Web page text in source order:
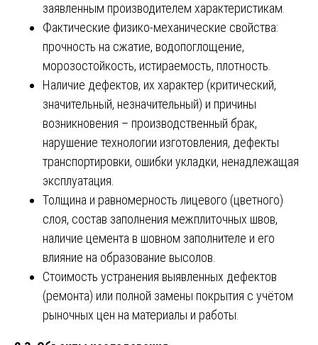
заявленным производителем характеристикам.
Фактические физико-механические свойства:
прочность на сжатие, водопоглощение,
морозостойкость, истираемость, плотность.
Наличие дефектов, их характер (критический,
значительный, незначительный) и причины
возникновения – производственный брак,
нарушение технологии изготовления, дефекты
транспортировки, ошибки укладки, ненадлежащая
эксплуатация.
Толщина и равномерность лицевого (цветного)
слоя, состав заполнения межплиточных швов,
наличие цемента в шовном заполнителе и его
влияние на образование высолов.
Стоимость устранения выявленных дефектов
(ремонта) или полной замены покрытия с учётом
рыночных цен на материалы и работы.